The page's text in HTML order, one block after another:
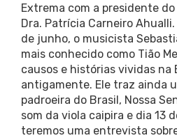
Extrema com a presidente
Dra. Patrícia Carneiro
de junho, o musicista
mais conhecido como Tião
causos e histórias vividas na
antigamente. Ele traz ainda
padroeira do Brasil, Nossa
som da viola caipira e dia 13
teremos uma entrevista